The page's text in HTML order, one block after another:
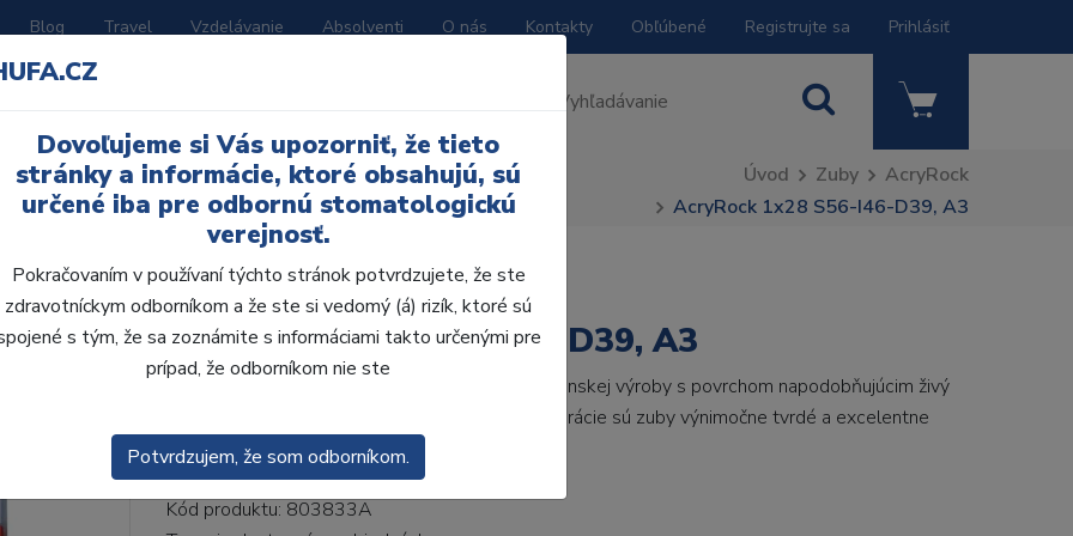
Blog Travel Vzdelávanie Absolventi O nás Kontakty Obľúbené Registrujte sa Prihlásiť
I46-D39, A3 Úvod Zuby
AcryRock
AcryRock 1x28 S56-I46-D39, A3
AcryRock 1x28 S56-I46-D39, A3
• Dvojvrstvové veľmi estetické živičné zuby talianskej výroby s povrchom napodobňujúcim živý
zub.• Vďaka použitiu špeciálnej živice novej generácie sú zuby výnimočne tvrdé a excelentne
odolávajú ab...ZOBRAZIT VÍCE
Kód produktu: 803833A
Dovoľujeme si Vás upozorniť, že tieto
stránky a informácie, ktoré obsahujú, sú
určené iba pre odbornú stomatologickú
verejnosť.
Pokračovaním v používaní týchto stránok potvrdzujete, že ste
zdravotníckym odborníkom a že ste si vedomý (á) rizík, ktoré sú
s tým, že sa zoznámite s informáciami takto určenými pre
prípad, že odborníkom nie ste
Potvrdzujem, že som odborníkom.